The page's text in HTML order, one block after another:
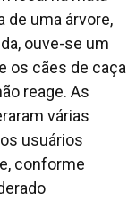
de uma árvore,
ouve-se um
os cães de caça
reage. As
várias
usuários
conforme